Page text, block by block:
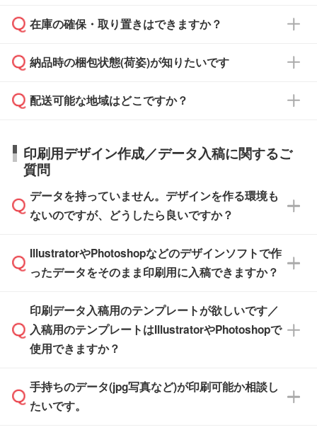
校や幼稚園・保育園であれば、同様の条件でご
ご希望の際は担当スタッフまでお気軽にご相談
ください。
たは注文フォームの『ご注文に関する備考欄』
ご入金確認後、1～2営業日で出荷いたしま
タッフまでお問い合わせください。
ル」に注文予定日をご入力いただくと、おおよ
その締切日や出荷目安をご確認いただけます。
品が決まりましたらお早めのご発注をお願いい
たします。
※土日祝日を除く営業日換算です。
※沖縄・離島は追加日数がかかります。
ご希望の納期がある場合は、お問い合わせ・お
い。
応が可能かご案内いたします。
す。>>対象商品はこちら
※最短出荷日は商品によって異なります。各商
品ページにてご確認ください
在庫の確保・取り置きはできますか？
ご入金確認後に在庫を確保し、注文確定のご連
はできかねますので予めご了承ください。
納品時の梱包状態(荷姿)が知りたいです
商品によって異なります。各ページにある商品
す。(白箱、化粧箱、ブリスターパックなど)
【袋入り】 商品がひとつずつ袋に入っていま
す。(透明袋、デザイン袋など)
【個包装なし】 個包装がされていない状態で
※化粧箱から白箱への入れ替えや、オリジナル
箱の作成は原則承っておりません。
配送可能な地域はどこですか？
日本全国へお届けが可能です。なお、海外への
直接納品は行っておりませんので予めご了承く
ださい。
印刷用デザイン作成／データ入稿に関するご
質問
データを持っていません。デザインを作る環境も
ないのですが、どうしたら良いですか？
無料の「デザインシミュレーター」を使えば、
PCやスマホから簡単にデザインを作成できま
ザインソフトがなくても安心です。
また、「データ作成サービス
せいただければ、弊社にて無料でデザインデー
タを1点作成いたします。
IllustratorやPhotoshopなどのデザインソフトで作
ったデータをそのまま印刷用に入稿できますか？
IllustratorやPhotoshop、CLIP STUDIOなどのデ
ザインソフトでこだわりのデザインを作成した
い方は、完全データ入稿
積・ご注文フォームにアップロードしてご入稿
ください。
印刷データ入稿用のテンプレートが欲しいです／
入稿用のテンプレートはIllustratorやPhotoshopで
使用できますか？
一部商品は入稿用テンプレートのご用意があり
ます。各商品ページの『印刷方法・テンプレー
手持ちのデータ(jpg写真など)が印刷可能か相談し
たいです。